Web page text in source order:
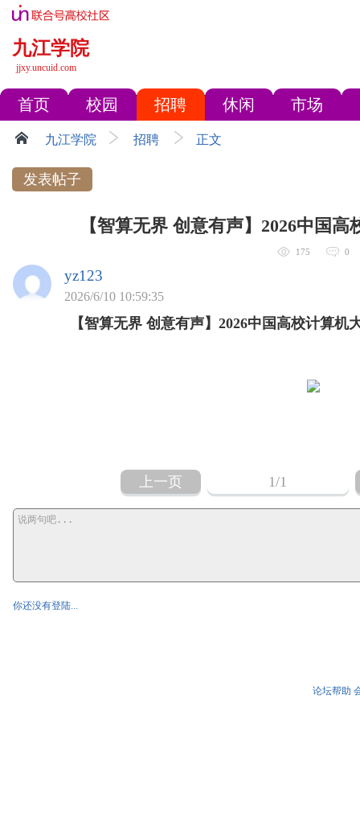
九江学院
jjxy.uncuid.com
首页 校园 招聘 休闲 市场
九江学院 招聘 正文
发表帖子
【智算无界 创意有声】2026中国
175 0
yz123
2026/6/10 10:59:35
【智算无界 创意有声】2026中国高校计算
上一页 1/1
你还没有登陆...
论坛帮助